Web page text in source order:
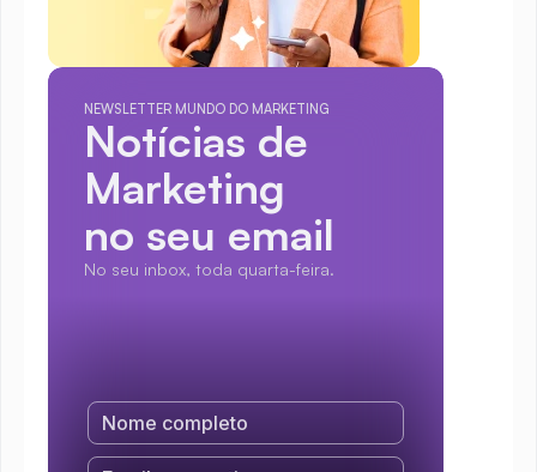
NEWSLETTER MUNDO DO MARKETING
Notícias de
Marketing
no seu email
No seu inbox, toda quarta-feira.